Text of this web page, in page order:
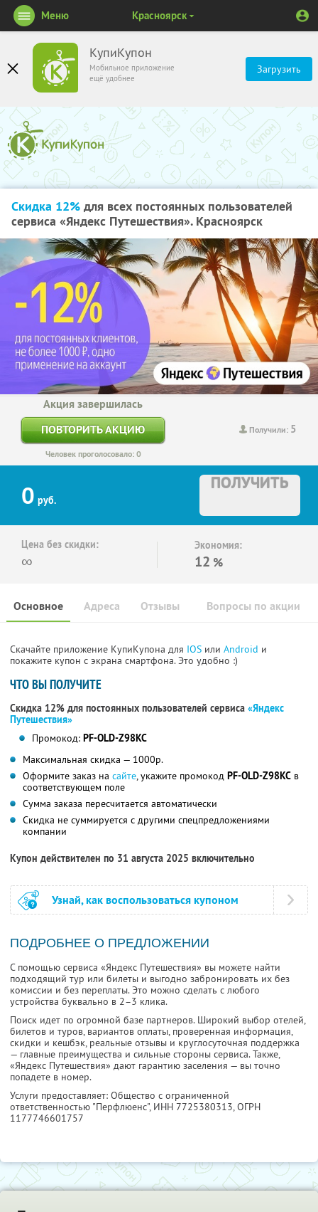
КупиКупон
Мобильное приложение
ещё удобнее
Загрузить
Меню Красноярск
Скидка 12% для всех постоянных пользователей
сервиса «Яндекс Путешествия». Красноярск
Получили: 5
Акция завершилась
ПОВТОРИТЬ АКЦИЮ
Человек проголосовало: 0
0 руб.
ПОЛУЧИТЬ
Цена без скидки:
∞
Экономия:
12 %
Основное Отзывы Вопросы по акции
Адреса
Скачайте приложение КупиКупона для IOS или Android и
покажите купон с экрана смартфона. Это удобно :)
ЧТО ВЫ ПОЛУЧИТЕ
Скидка 12% для постоянных пользователей сервиса «Яндекс
Путешествия»
Промокод: PF-OLD-Z98KC
Максимальная скидка — 1000р.
Оформите заказ на сайте, укажите промокод PF-OLD-Z98KC в
соответствующем поле
Сумма заказа пересчитается автоматически
Скидка не суммируется с другими спецпредложениями
компании
Купон действителен по 31 августа 2025 включительно
Узнай, как воспользоваться купоном
ПОДРОБНЕЕ О ПРЕДЛОЖЕНИИ
С помощью сервиса «Яндекс Путешествия» вы можете найти
подходящий тур или билеты и выгодно забронировать их без
комиссии и без переплаты. Это можно сделать с любого
устройства буквально в 2–3 клика.
Поиск идет по огромной базе партнеров. Широкий выбор отелей,
билетов и туров, вариантов оплаты, проверенная информация,
скидки и кешбэк, реальные отзывы и круглосуточная поддержка
— главные преимущества и сильные стороны сервиса. Также,
«Яндекс Путешествия» дают гарантию заселения — вы точно
попадете в номер.
Услуги предоставляет: Общество с ограниченной
ответственностью "Перфлюенс", ИНН 7725380313, ОГРН
1177746601757